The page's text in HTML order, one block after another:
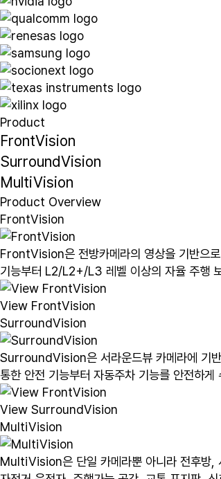
Product
FrontVision
SurroundVision
MultiVision
Product Overview
FrontVision
FrontVision은 전방카메라의 영상을 기반으
기능부터 L2/L2+/L3 레벨 이상의 자율 주행
View FrontVision
SurroundVision
SurroundVision은 서라운드뷰 카메라에 기반
통한 안전 기능부터 자동주차 기능를 안전하
View SurroundVision
MultiVision
MultiVision은 단일 카메라뿐 아니라 전후방,